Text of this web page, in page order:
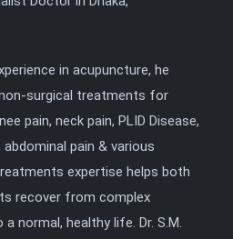
in acupuncture, he
surgical treatments for
pain, neck pain, PLID Disease,
pain & various
expertise helps both
recover from complex
normal, healthy life. Dr. S.M.